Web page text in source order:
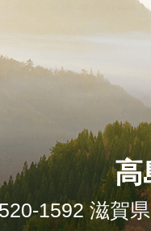
高
1592 滋賀